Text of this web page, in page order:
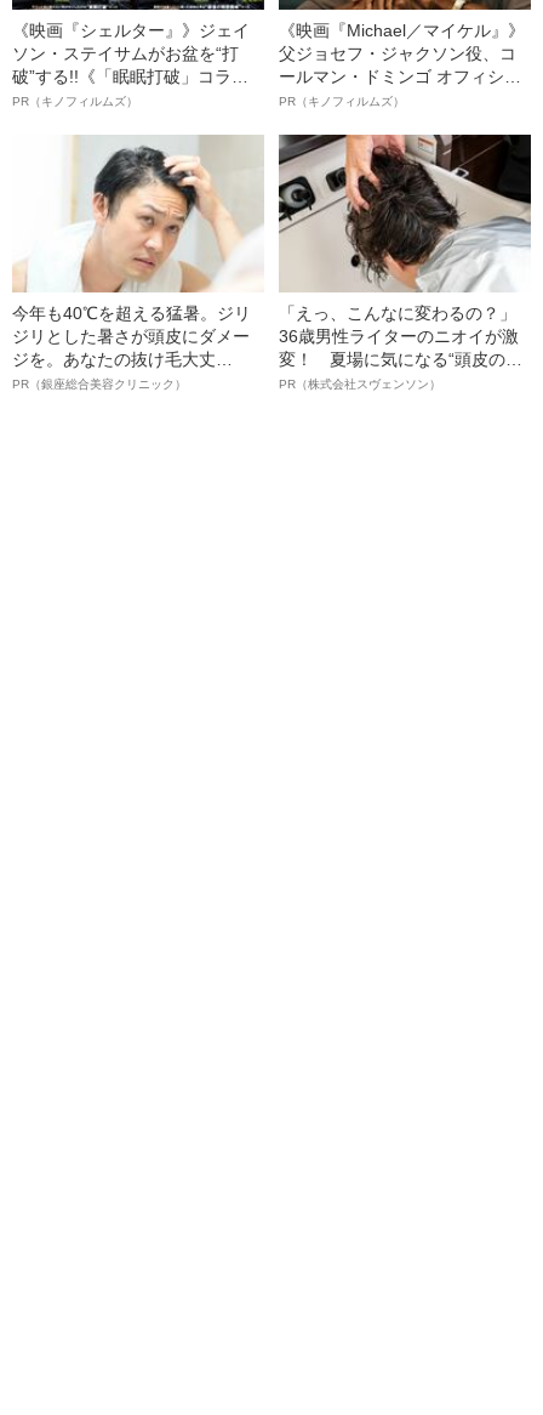
《映画『シェルター』》ジェイ
ソン・ステイサムがお盆を“打
破”する!!《「眠眠打破」コラ
ボ》
PR（キノフィルムズ）
《映画『Michael／マイケル』》
父ジョセフ・ジャクソン役、コ
ールマン・ドミンゴ オフィシャ
ルインタビュー“観客を魅了した
語る”《日本興収70億円突破》
PR（キノフィルムズ）
今年も40℃を超える猛暑。ジリ
ジリとした暑さが頭皮にダメー
ジを。あなたの抜け毛大丈
夫！？
PR（銀座総合美容クリニック）
「えっ、こんなに変わるの？」
36歳男性ライターのニオイが激
変！ 夏場に気になる“頭皮のニ
オイ”や“ベタつき”を解消す
PR（株式会社スヴェンソン）